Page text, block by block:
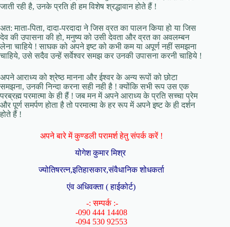
जाती रही है, उनके प्रति ही हम विशेष श्रद्धावान होते हैं !
अत: माता-पिता, दादा-परदादा ने जिस व्रत का पालन किया हो या जिस
देव की उपासना की हो, मनुष्य को उसी देवता और व्रत का अवलम्बन
लेना चाहिये ! साघक को अपने इष्ट को कभी कम या अपूर्ण नहीं समझना
चाहिये, उसे सदैव उन्हें सर्वेश्वर समझ कर उनकी उपासना करनी चाहिये !
अपने आराध्य को श्रेष्ठ मानना और ईश्वर के अन्य रूपों को छोटा
समझना, उनकी निन्दा करना सही नही है ! क्योंकि सभी रूप उस एक
परब्रह्म परमात्मा के ही हैं ! जब मन में अपने आराध्य के प्रति सच्चा प्रेम
और पूर्ण समर्पण होता है तो परमात्मा के हर रूप में अपने इष्ट के ही दर्शन
होते हैं !
अपने बारे में कुण्डली परामर्श हेतु संपर्क करें !
योगेश कुमार मिश्र
ज्योतिषरत्न,इतिहासकार,संवैधानिक शोधकर्ता
एंव अधिवक्ता ( हाईकोर्ट)
-: सम्पर्क :-
-090 444 14408
-094 530 92553